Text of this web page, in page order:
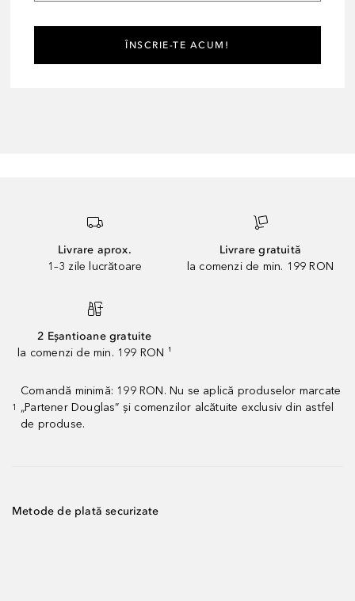
ÎNSCRIE-TE ACUM!
Livrare aprox.
1–3 zile lucrătoare
Livrare gratuită
la comenzi de min. 199 RON
2 Eșantioane gratuite
la comenzi de min. 199 RON ¹
1
Comandă minimă: 199 RON. Nu se aplică produselor marcate
„Partener Douglas” și comenzilor alcătuite exclusiv din astfel
de produse.
Metode de plată securizate